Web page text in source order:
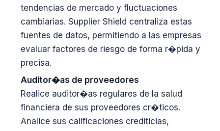
tendencias de mercado y fluctuaciones
cambiarias. Supplier Shield centraliza estas
fuentes de datos, permitiendo a las empresas
evaluar factores de riesgo de forma r�pida y
precisa.
Auditor�as de proveedores
Realice auditor�as regulares de la salud
financiera de sus proveedores cr�ticos.
Analice sus calificaciones crediticias,